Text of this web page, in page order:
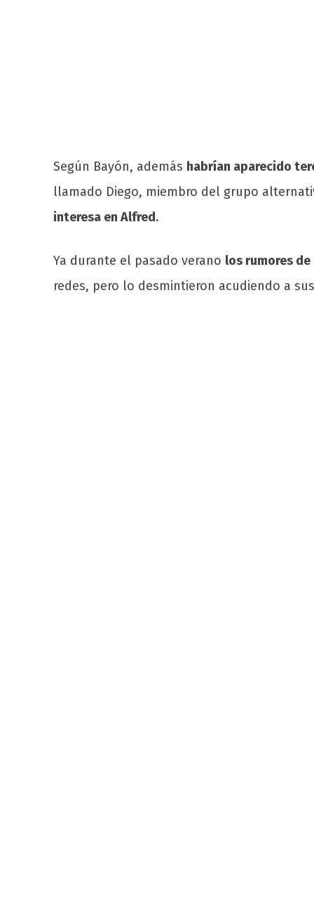
Según Bayón, además habrían aparecido
llamado Diego, miembro del grupo
interesa en Alfred.
Ya durante el pasado verano los rumores
redes, pero lo desmintieron acudiendo a